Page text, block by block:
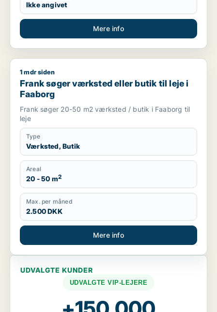
Ikke angivet
Mere info
Frank søger værksted eller butik til leje i Faaborg
1 mdr siden
Frank søger værksted eller butik til leje i
Faaborg
Frank søger 20-50 m2 værksted / butik i Faaborg til
leje
Type
Værksted, Butik
Areal
20 - 50 m2
Max. per måned
2.500 DKK
Mere info
UDVALGTE KUNDER
UDVALGTE VIP-LEJERE